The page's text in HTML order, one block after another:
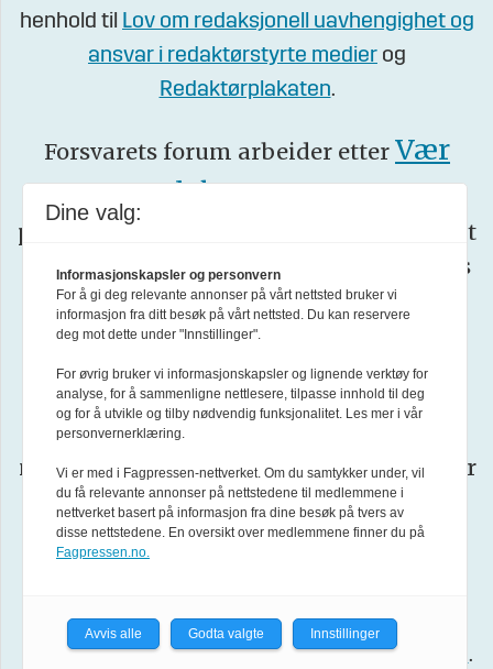
henhold til Lov om redaksjonell uavhengighet og
ansvar i redaktørstyrte medier og
Redaktørplakaten.
Forsvarets forum arbeider etter Vær
Varsom-plakatens
presseskikk. Den som mener seg rammet
av urettmessig medieomtale, oppfordres
til åta kontakt med redaksjonen
Pressens Faglige Utvalg (PFU)er et
klageorgan oppnevnt av Norsk
Presseforbund som behandler klager
mot mediene i presseetiske spørsmål. For
informasjon om klageadgang, se:
www.presse.no
Les mer iFormålsparagraf for Forsvarets forum .
Dine valg:
Informasjonskapsler og personvern
For å gi deg relevante annonser på vårt nettsted bruker vi
informasjon fra ditt besøk på vårt nettsted. Du kan reservere
deg mot dette under "Innstillinger".
For øvrig bruker vi informasjonskapsler og lignende verktøy for
analyse, for å sammenligne nettlesere, tilpasse innhold til deg
og for å utvikle og tilby nødvendig funksjonalitet. Les mer i vår
personvernerklæring.
Vi er med i Fagpressen-nettverket. Om du samtykker under, vil
du få relevante annonser på nettstedene til medlemmene i
nettverket basert på informasjon fra dine besøk på tvers av
disse nettstedene. En oversikt over medlemmene finner du på
Fagpressen.no.
Avvis alle Godta valgte Innstillinger